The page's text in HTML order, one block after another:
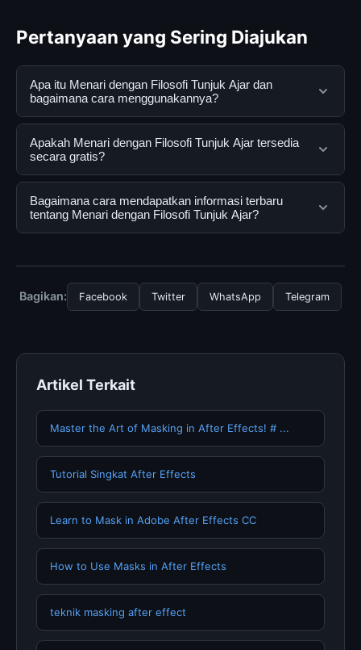
Pertanyaan yang Sering Diajukan
Apa itu Menari dengan Filosofi Tunjuk Ajar dan
bagaimana cara menggunakannya?
Menari dengan Filosofi Tunjuk Ajar adalah layanan
digital yang dirancang untuk membantu pengguna
mendapatkan informasi lengkap dan terpercaya. Anda
dapat menggunakannya dengan mengunjungi situs
resmi dan mengikuti panduan yang tersedia.
Apakah Menari dengan Filosofi Tunjuk Ajar tersedia
secara gratis?
Ya, Menari dengan Filosofi Tunjuk Ajar dapat diakses
secara gratis oleh semua pengguna. Tidak ada biaya
tersembunyi atau langganan yang diperlukan untuk
Bagaimana cara mendapatkan informasi terbaru
tentang Menari dengan Filosofi Tunjuk Ajar?
halaman resmi kami secara berkala. Kami selalu
memperbarui konten dengan informasi terkini dan
Bagikan: Facebook Twitter WhatsApp Telegram
Artikel Terkait
Master the Art of Masking in After Effects! # ...
Tutorial Singkat After Effects
Learn to Mask in Adobe After Effects CC
How to Use Masks in After Effects
teknik masking after effect